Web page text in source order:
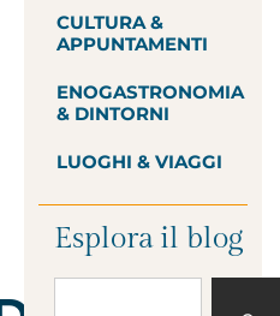
CULTURA &
APPUNTAMENTI
ENOGASTRONOMIA
& DINTORNI
LUOGHI & VIAGGI
Esplora il blog